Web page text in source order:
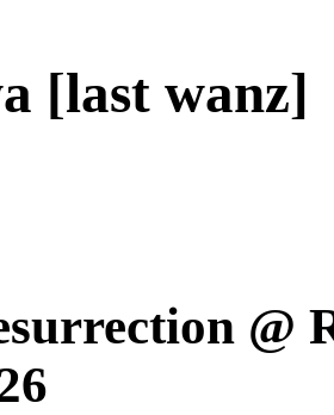
[last wanz]
@